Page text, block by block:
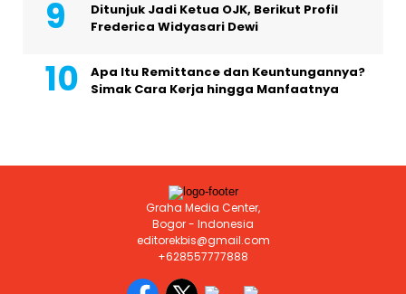
Ditunjuk Jadi Ketua OJK, Berikut Profil
Frederica Widyasari Dewi
Apa Itu Remittance dan Keuntungannya?
Simak Cara Kerja hingga Manfaatnya
Graha Media Center,
Bogor - Indonesia
editorekbis@gmail.com
+628557777888